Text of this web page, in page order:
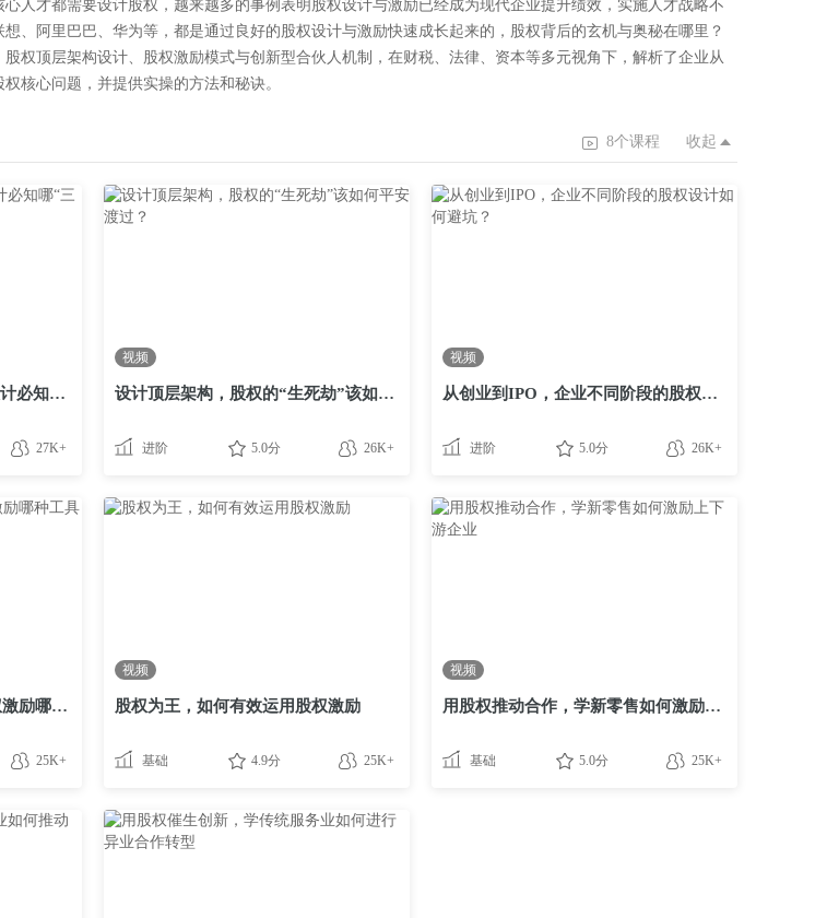
人才都需要设计股权，越来越多的事例表明股权设计与激励已经成为现代企业提升绩效，实施人才战略不
、阿里巴巴、华为等，都是通过良好的股权设计与激励快速成长起来的，股权背后的玄机与奥秘在哪里？
权顶层架构设计、股权激励模式与创新型合伙人机制，在财税、法律、资本等多元视角下，解析了企业从
核心问题，并提供实操的方法和秘诀。
8个课程 收起
生于创业、死于股权，股权设计必知哪“三条线”？
27K+
设计顶层架构，股权的“生死劫”该如何平安渡过？
视频
进阶 5.0分 26K+
从创业到IPO，企业不同阶段的股权设计如何避坑？
视频
进阶 5.0分 26K+
从“打工人”到“合伙人”，股权激励哪种工具最靠谱？
25K+
股权为王，如何有效运用股权激励
视频
基础 4.9分 25K+
用股权推动合作，学新零售如何激励上下游企业
视频
基础 5.0分 25K+